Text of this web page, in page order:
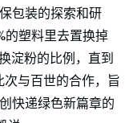
包装的探索和研
的塑料里去置换掉
淀粉的比例，直到
与百世的合作，旨
快递绿色新篇章的